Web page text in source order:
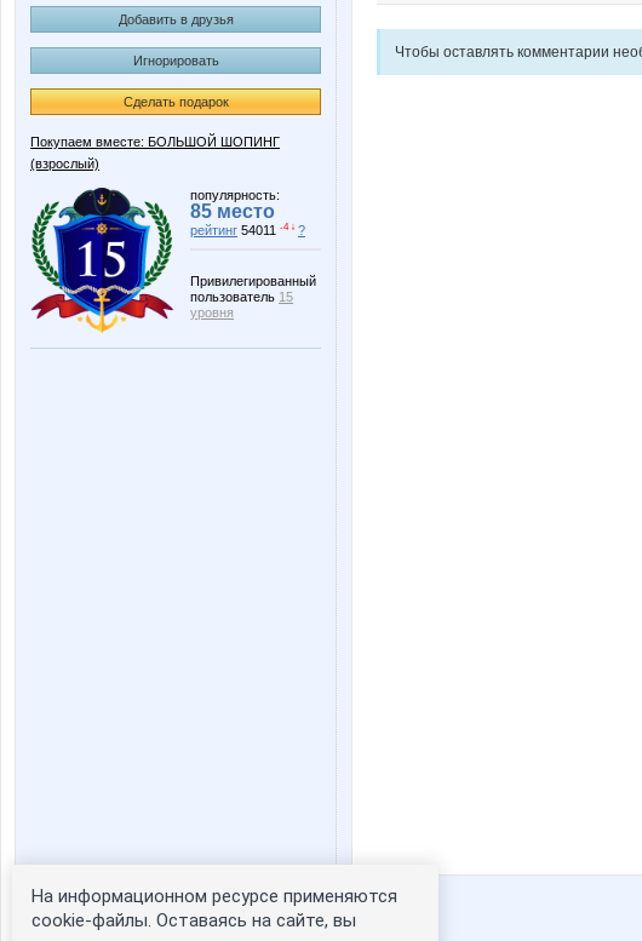
Добавить в друзья
Игнорировать
Сделать подарок
Покупаем вместе: БОЛЬШОЙ ШОПИНГ
(взрослый)
популярность:
85 место
рейтинг 54011 -4 ↓ ?
Привилегированный
пользователь 15
уровня
Статистика портрета:
Чтобы оставлять комментарии
На информационном ресурсе применяются
cookie-файлы. Оставаясь на сайте, вы